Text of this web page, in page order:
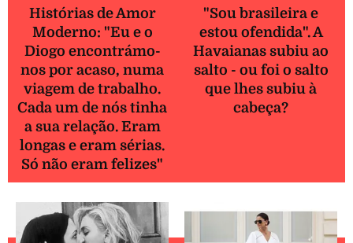
Histórias de Amor
Moderno: "Eu e o
Diogo encontrámo-
nos por acaso, numa
viagem de trabalho.
Cada um de nós tinha
a sua relação. Eram
longas e eram sérias.
Só não eram felizes"
"Sou brasileira e
estou ofendida". A
Havaianas subiu ao
salto - ou foi o salto
que lhes subiu à
cabeça?